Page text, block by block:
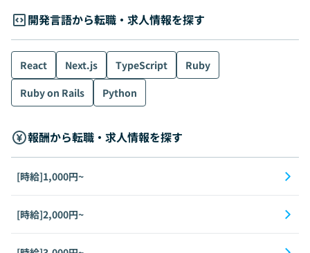
開発言語から転職・求人情報を探す
React Next.js TypeScript
Ruby
Ruby on Rails
Python
報酬から転職・求人情報を探す
[時給]1,000円~
[時給]2,000円~